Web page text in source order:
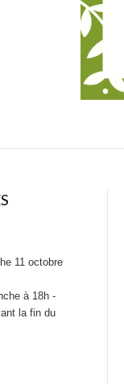
11 octobre
à 18h -
la fin du